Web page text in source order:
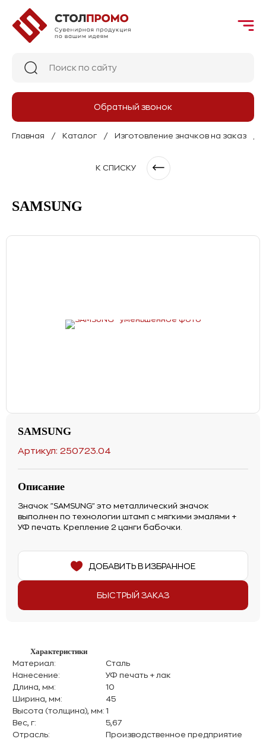
Обратный звонок
Главная Каталог Изготовление значков на заказ
К СПИСКУ
SAMSUNG
SAMSUNG
Артикул: 250723.04
Описание
Значок "SAMSUNG" это металлический значок
выполнен по технологии штамп с мягкими эмалями +
УФ печать. Крепление 2 цанги бабочки.
БЫСТРЫЙ ЗАКАЗ
ДОБАВИТЬ В ИЗБРАННОЕ
Характеристики
Материал:
Сталь
Нанесение:
УФ печать + лак
Длина, мм:
10
Ширина, мм:
45
Высота (толщина), мм: 1
Вес, г:
5,67
Отрасль:
Производственное предприятие